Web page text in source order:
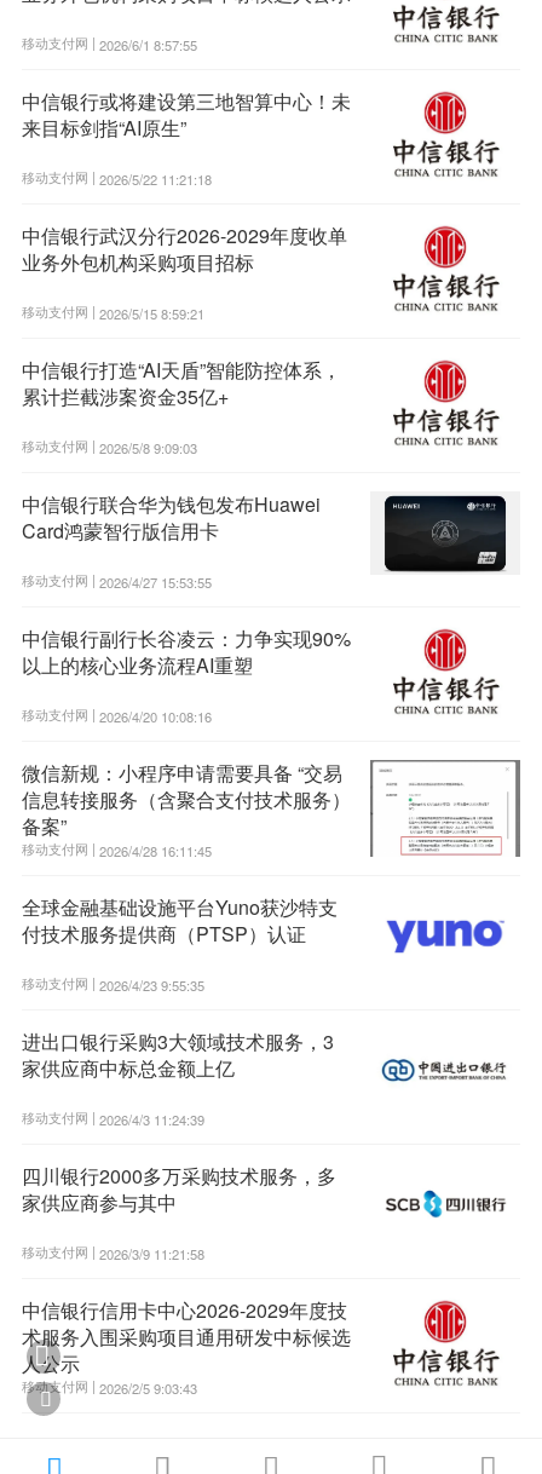
移动支付网 | 2026/6/1 8:57:55
中信银行或将建设第三地智算中心！未
来目标剑指“AI原生”
移动支付网 | 2026/5/22 11:21:18
中信银行武汉分行2026-2029年度收单
业务外包机构采购项目招标
移动支付网 | 2026/5/15 8:59:21
中信银行打造“AI天盾”智能防控体系，
累计拦截涉案资金35亿+
移动支付网 | 2026/5/8 9:09:03
中信银行联合华为钱包发布Huawei
Card鸿蒙智行版信用卡
移动支付网 | 2026/4/27 15:53:55
中信银行副行长谷凌云：力争实现90%
以上的核心业务流程AI重塑
移动支付网 | 2026/4/20 10:08:16
微信新规：小程序申请需要具备 “交易
信息转接服务（含聚合支付技术服务）
备案”
移动支付网 | 2026/4/28 16:11:45
全球金融基础设施平台Yuno获沙特支
付技术服务提供商（PTSP）认证
移动支付网 | 2026/4/23 9:55:35
进出口银行采购3大领域技术服务，3
家供应商中标总金额上亿
移动支付网 | 2026/4/3 11:24:39
四川银行2000多万采购技术服务，多
家供应商参与其中
移动支付网 | 2026/3/9 11:21:58
中信银行信用卡中心2026-2029年度技
术服务入围采购项目通用研发中标候选
人公示
移动支付网 | 2026/2/5 9:03:43
  

